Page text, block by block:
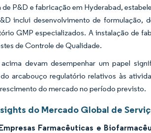
P&D e fabricação em Hyderabad,
inclui desenvolvimento de formulação,
GMP especializados. A instalação de
de Controle de Qualidade.
devam desempenhar um papel
arcabouço regulatório relativos às
do mercado no período previsto.
do Mercado Global de
Farmacêuticas e